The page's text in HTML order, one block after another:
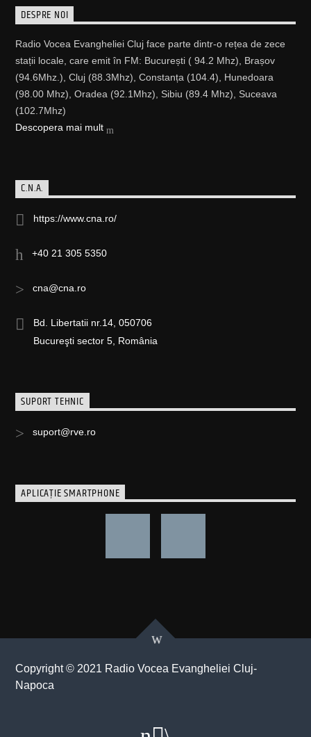
DESPRE NOI
Radio Vocea Evangheliei Cluj face parte dintr-o rețea de zece
stații locale, care emit în FM: București ( 94.2 Mhz), Brașov
(94.6Mhz.), Cluj (88.3Mhz), Constanța (104.4), Hunedoara
(98.00 Mhz), Oradea (92.1Mhz), Sibiu (89.4 Mhz), Suceava
(102.7Mhz)
Descopera mai mult
C.N.A.
https://www.cna.ro/
+40 21 305 5350
cna@cna.ro
Bd. Libertatii nr.14, 050706
Bucureşti sector 5, România
SUPORT TEHNIC
suport@rve.ro
APLICAȚIE SMARTPHONE
Copyright © 2021 Radio Vocea Evangheliei Cluj-
Napoca